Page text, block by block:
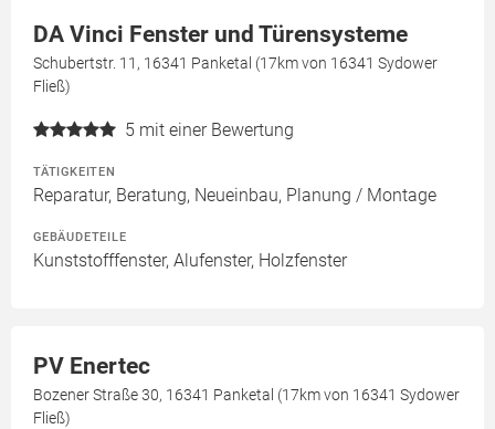
DA Vinci Fenster und Türensysteme
Schubertstr. 11, 16341 Panketal (17km von 16341 Sydower
Fließ)
5 mit einer Bewertung
TÄTIGKEITEN
Reparatur, Beratung, Neueinbau, Planung / Montage
GEBÄUDETEILE
Kunststofffenster, Alufenster, Holzfenster
PV Enertec
Bozener Straße 30, 16341 Panketal (17km von 16341 Sydower
Fließ)